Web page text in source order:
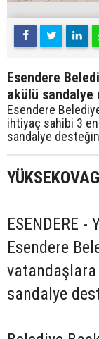
Esendere
akülü sandalye
Esendere
ihtiyaç sahibi 3
sandalye
ESENDERE
Esendere
sandalye